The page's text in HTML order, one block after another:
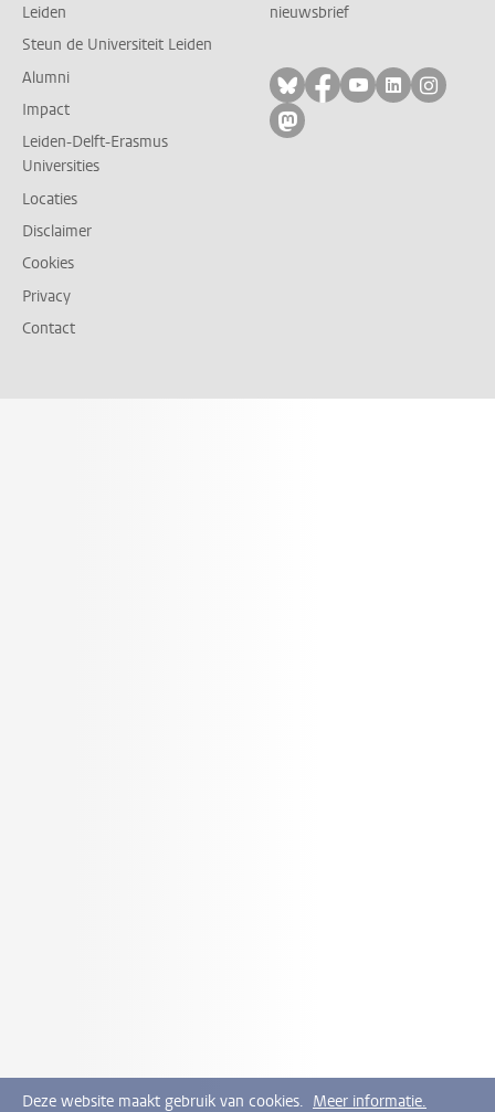
Leiden
Steun de Universiteit Leiden
Alumni
Impact
Leiden-Delft-Erasmus
Universities
Locaties
Disclaimer
Cookies
Privacy
Contact
nieuwsbrief
Volg ons op bluesky
Volg ons op
Volg ons op
Volg ons
Volg
Volg ons op mastodon
Deze website maakt gebruik van cookies. Meer informatie.